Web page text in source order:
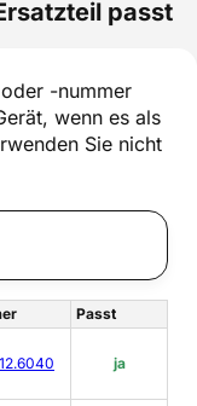
passt
-nummer
wenn es als
Sie nicht
Passt
ja